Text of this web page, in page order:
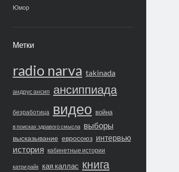
Юмор
Метки
radio narva takinada
андрус ансип ансиппиада
безработица видео война
в поисках здравого смысла выборы
высказывание евросоюз интервью
история кабинетные истории
катри райк кая каллас книга